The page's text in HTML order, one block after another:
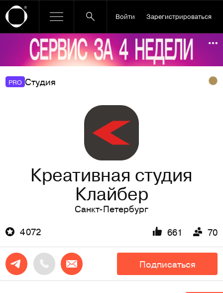
Войти Зарегистрироваться
Ссылка баннера
PRO Студия
Креативная студия
Клайбер
Санкт-Петербург
4 072
661 70
Подписаться